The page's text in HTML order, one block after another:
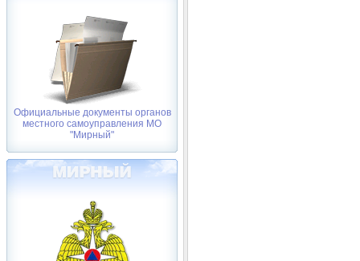
Официальные документы органов
местного самоуправления МО
"Мирный"